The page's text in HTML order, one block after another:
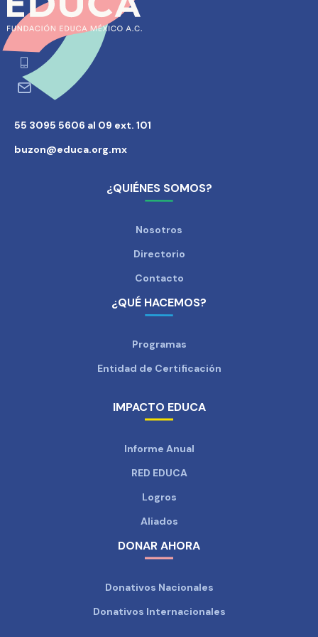
55 3095 5606 al 09 ext. 101
buzon@educa.org.mx
¿QUIÉNES SOMOS?
Nosotros
Directorio
Contacto
¿QUÉ HACEMOS?
Programas
Entidad de Certificación
IMPACTO EDUCA
Informe Anual
RED EDUCA
Logros
Aliados
DONAR AHORA
Donativos Nacionales
Donativos Internacionales